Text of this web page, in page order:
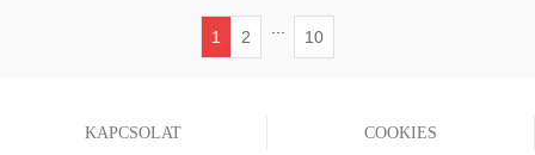
1
2 10
KAPCSOLAT COOKIES